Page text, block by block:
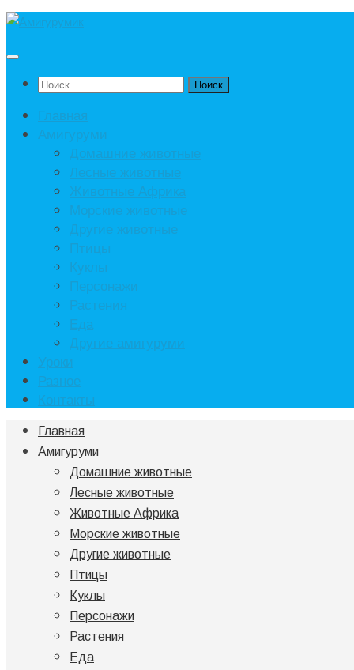
Под
Найти:
Главная
Амигуруми
Домашние животные
Лесные животные
Животные Африка
Морские животные
Другие животные
Птицы
Куклы
Персонажи
Растения
Еда
Другие амигуруми
Уроки
Разное
Контакты
Главная
Амигуруми
Домашние животные
Лесные животные
Животные Африка
Морские животные
Другие животные
Птицы
Куклы
Персонажи
Растения
Еда